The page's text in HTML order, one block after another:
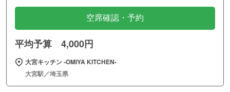
空席確認・予約
平均予算 4,000円
大宮キッチン ‐OMIYA KITCHEN‐
大宮駅／埼玉県